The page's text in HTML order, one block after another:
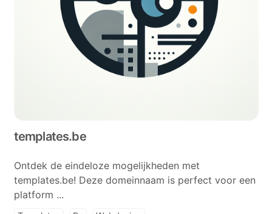
templates.be
Ontdek de eindeloze mogelijkheden met
templates.be! Deze domeinnaam is perfect voor een
platform ...